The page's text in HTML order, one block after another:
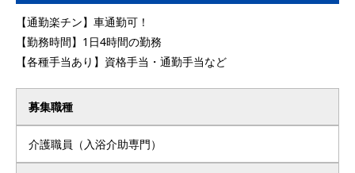
【通勤楽チン】車通勤可！
【勤務時間】1日4時間の勤務
【各種手当あり】資格手当・通勤手当など
募集職種
介護職員（入浴介助専門）